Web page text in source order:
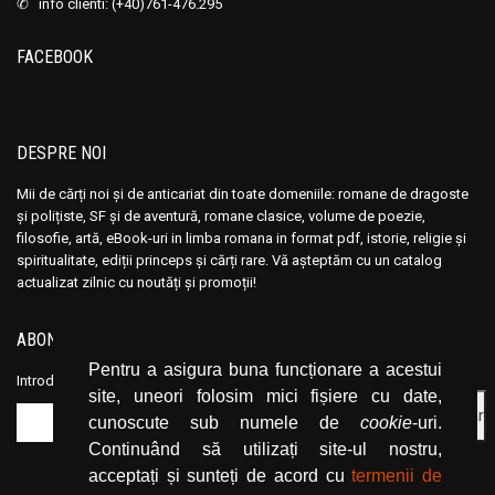
Pentru a asigura buna funcționare a acestui
site, uneori folosim mici fișiere cu date,
cunoscute sub numele de cookie-uri.
Continuând să utilizați site-ul nostru,
acceptați și sunteți de acord cutermenii de
Ana Maria Marin
Andocide
Andre Bejin
Andre Castelot
Andre Leroi-Gourhan
Andre Malraux
Andre Maurois
Andre Miquel
Andre Theuriet
Ana Maria Marin
Andocide
Andre Bejin
Andre Castelot
Andre Leroi-Gourhan
Andre Malraux
Andre Maurois
Andre Miquel
Andre Theuriet
✆ info clienti: (+40)761-476.295
FACEBOOK
DESPRE NOI
Mii de cărți noi și de anticariat din toate domeniile: romane de dragoste
și polițiste, SF și de aventură, romane clasice, volume de poezie,
filosofie, artă, eBook-uri in limba romana in format pdf, istorie, religie și
spiritualitate, ediții princeps și cărți rare. Vă așteptăm cu un catalog
actualizat zilnic cu noutăți și promoții!
ABONEAZĂ-TE LA NEWSLETTER
Introduceți adresa dvs. de email și dați click pe butonul de abonare.